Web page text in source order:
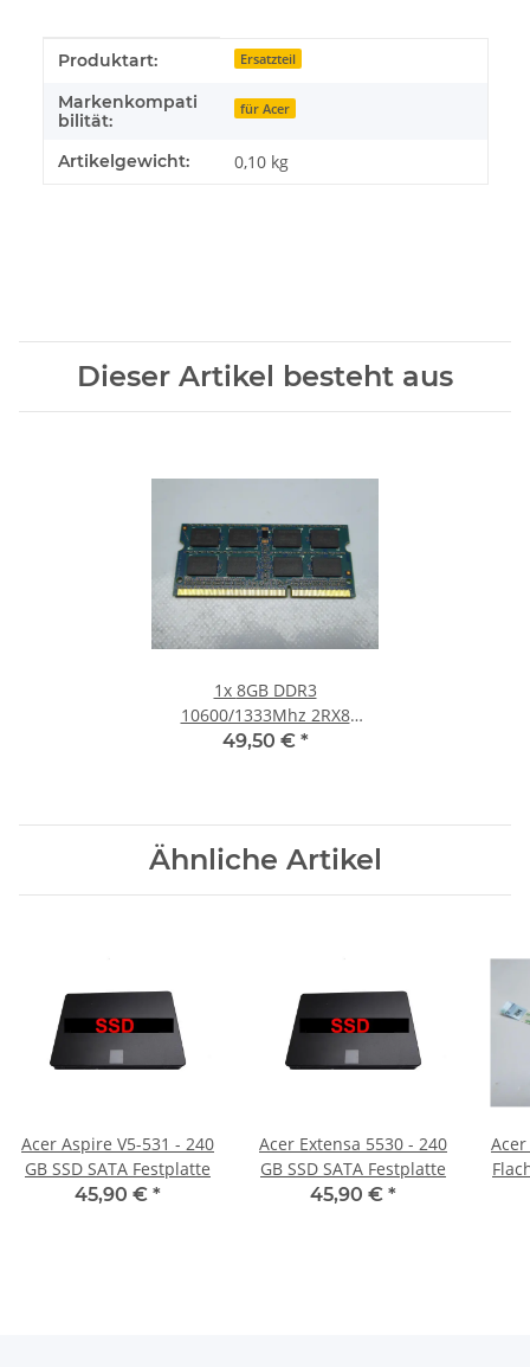
Produkteigenschaft
Wert
Produktart: Ersatzteil
Markenkompati
bilität:
für Acer
Artikelgewicht: 0,10 kg
Dieser Artikel besteht aus
1x 8GB DDR3
10600/1333Mhz 2RX8
Notebook SO-DIMM RAM
49,50 € *
Ähnliche Artikel
Acer Aspire V5-531 - 240
GB SSD SATA Festplatte
45,90 € *
Acer Extensa 5530 - 240
GB SSD SATA Festplatte
45,90 € *